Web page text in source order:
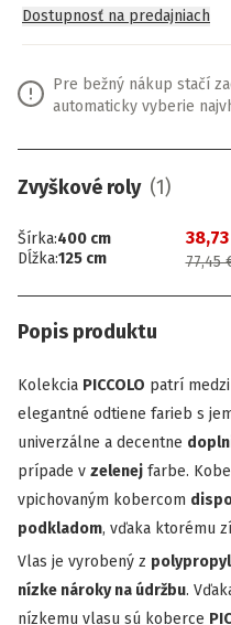
Dostupnosť na predajniach
Pre bežný nákup stačí
automaticky vyberie
Zvyškové roly (1)
Šírka:400 cm
Dĺžka:125 cm 77,45
Popis produktu
Kolekcia PICCOLO patrí medzi
elegantné odtiene farieb s
univerzálne a decentne
prípade v zelenej farbe.
vpichovaným kobercom
podkladom, vďaka ktorému
Vlas je vyrobený z
nízke nároky na údržbu.
nízkemu vlasu sú koberce